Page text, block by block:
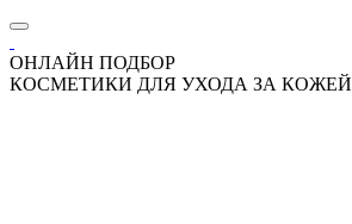
ОНЛАЙН ПОДБОР
КОСМЕТИКИ ДЛЯ УХОДА ЗА КОЖЕЙ